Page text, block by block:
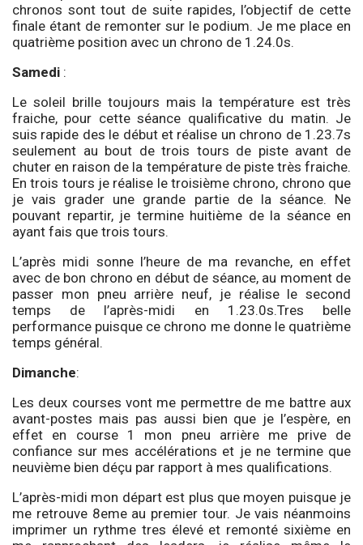
chronos sont tout de suite rapides, l’objectif de cette
finale étant de remonter sur le podium. Je me place en
quatrième position avec un chrono de 1.24.0s.
Samedi :
Le soleil brille toujours mais la température est très
fraiche, pour cette séance qualificative du matin. Je
suis rapide des le début et réalise un chrono de 1.23.7s
seulement au bout de trois tours de piste avant de
chuter en raison de la température de piste très fraiche.
En trois tours je réalise le troisième chrono, chrono que
je vais grader une grande partie de la séance. Ne
pouvant repartir, je termine huitième de la séance en
ayant fais que trois tours.
L’après midi sonne l’heure de ma revanche, en effet
avec de bon chrono en début de séance, au moment de
passer mon pneu arrière neuf, je réalise le second
temps de l’après-midi en 1.23.0s.Tres belle
performance puisque ce chrono me donne le quatrième
temps général.
Dimanche:
Les deux courses vont me permettre de me battre aux
avant-postes mais pas aussi bien que je l’espère, en
effet en course 1 mon pneu arrière me prive de
confiance sur mes accélérations et je ne termine que
neuvième bien déçu par rapport à mes qualifications.
L’après-midi mon départ est plus que moyen puisque je
me retrouve 8eme au premier tour. Je vais néanmoins
imprimer un rythme tres élevé et remonté sixième en